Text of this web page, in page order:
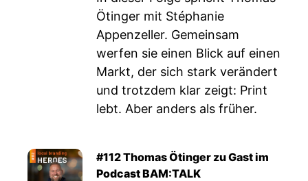
Ötinger mit Stéphanie
Appenzeller. Gemeinsam
werfen sie einen Blick auf einen
Markt, der sich stark verändert
und trotzdem klar zeigt: Print
lebt. Aber anders als früher.
#112 Thomas Ötinger zu Gast im
Podcast BAM:TALK